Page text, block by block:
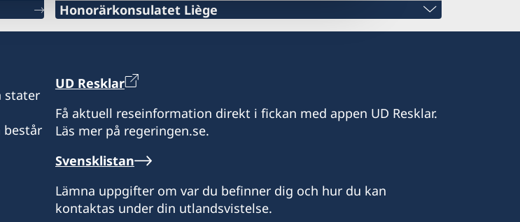
TELEFONNUMMER
E-POSTADRESS
30 bus 1, Bellekensstraat
Vänligen notera att du vid frågor om konsulära ärenden i första
hand ska vända dig till Sveriges generalkonsulat i Bryssel.
Honorärkonsulatet Liège
TELEFONNUMMER
TELEFONNUMMER
+32 19 32 92 55
E-POSTADRESS
swedish.consulate@molnlycke.com
Besöksadress:
stater
består
UD Resklar
Få aktuell reseinformation direkt i fickan med appen UD Resklar.
Läs mer på regeringen.se.
Svensklistan
Lämna uppgifter om var du befinner dig och hur du kan
kontaktas under din utlandsvistelse.